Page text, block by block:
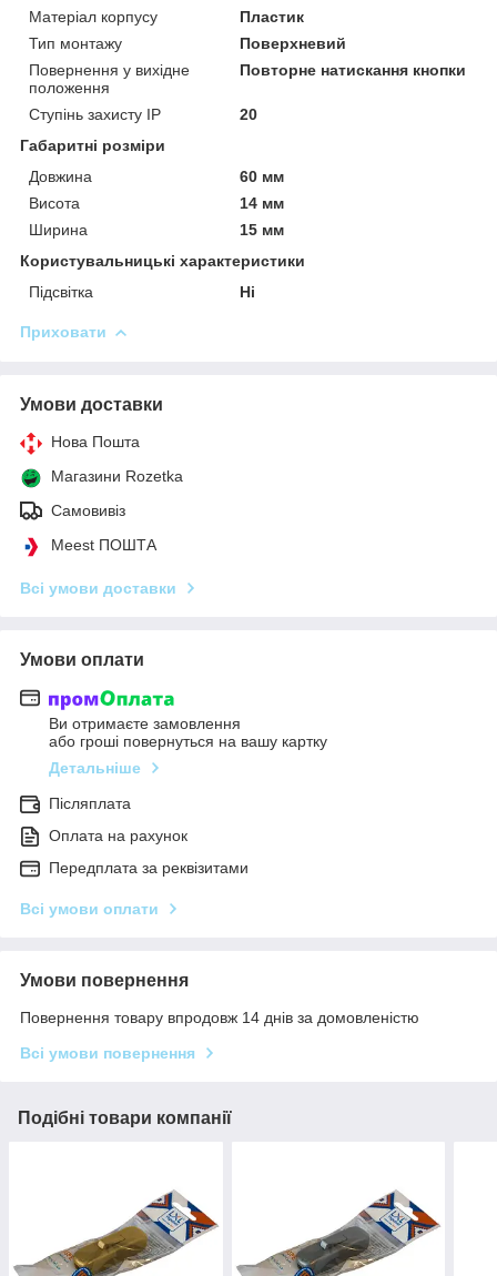
Матеріал корпусу
Пластик
Тип монтажу
Поверхневий
Повернення у вихідне
положення
Повторне натискання кнопки
Ступінь захисту IP
20
Габаритні розміри
Довжина
60 мм
Висота
14 мм
Ширина
15 мм
Користувальницькі характеристики
Підсвітка
Ні
Приховати
Умови доставки
Нова Пошта
Магазини Rozetka
Самовивіз
Meest ПОШТА
Всі умови доставки
Умови оплати
Ви отримаєте замовлення
або гроші повернуться на вашу картку
Детальніше
Післяплата
Оплата на рахунок
Передплата за реквізитами
Всі умови оплати
Умови повернення
Повернення товару впродовж 14 днів за домовленістю
Всі умови повернення
Подібні товари компанії